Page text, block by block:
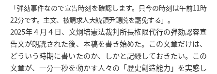
「弾劾事件なので宣告時刻を確認します。只今の時刻は午前11時
22分です。主文、被請求人大統領尹錫悦を罷免する」。
2025年４月４日、文炯培憲法裁判所長権限代行の弾劾認容宣
告文が朗読された後、本稿を書き始めた。この文章だけは、
どういう時期に書いたのか、しかと記録しておきたい。この
文章が、一分一秒を動かす人々の「歴史創造能力」を実感し